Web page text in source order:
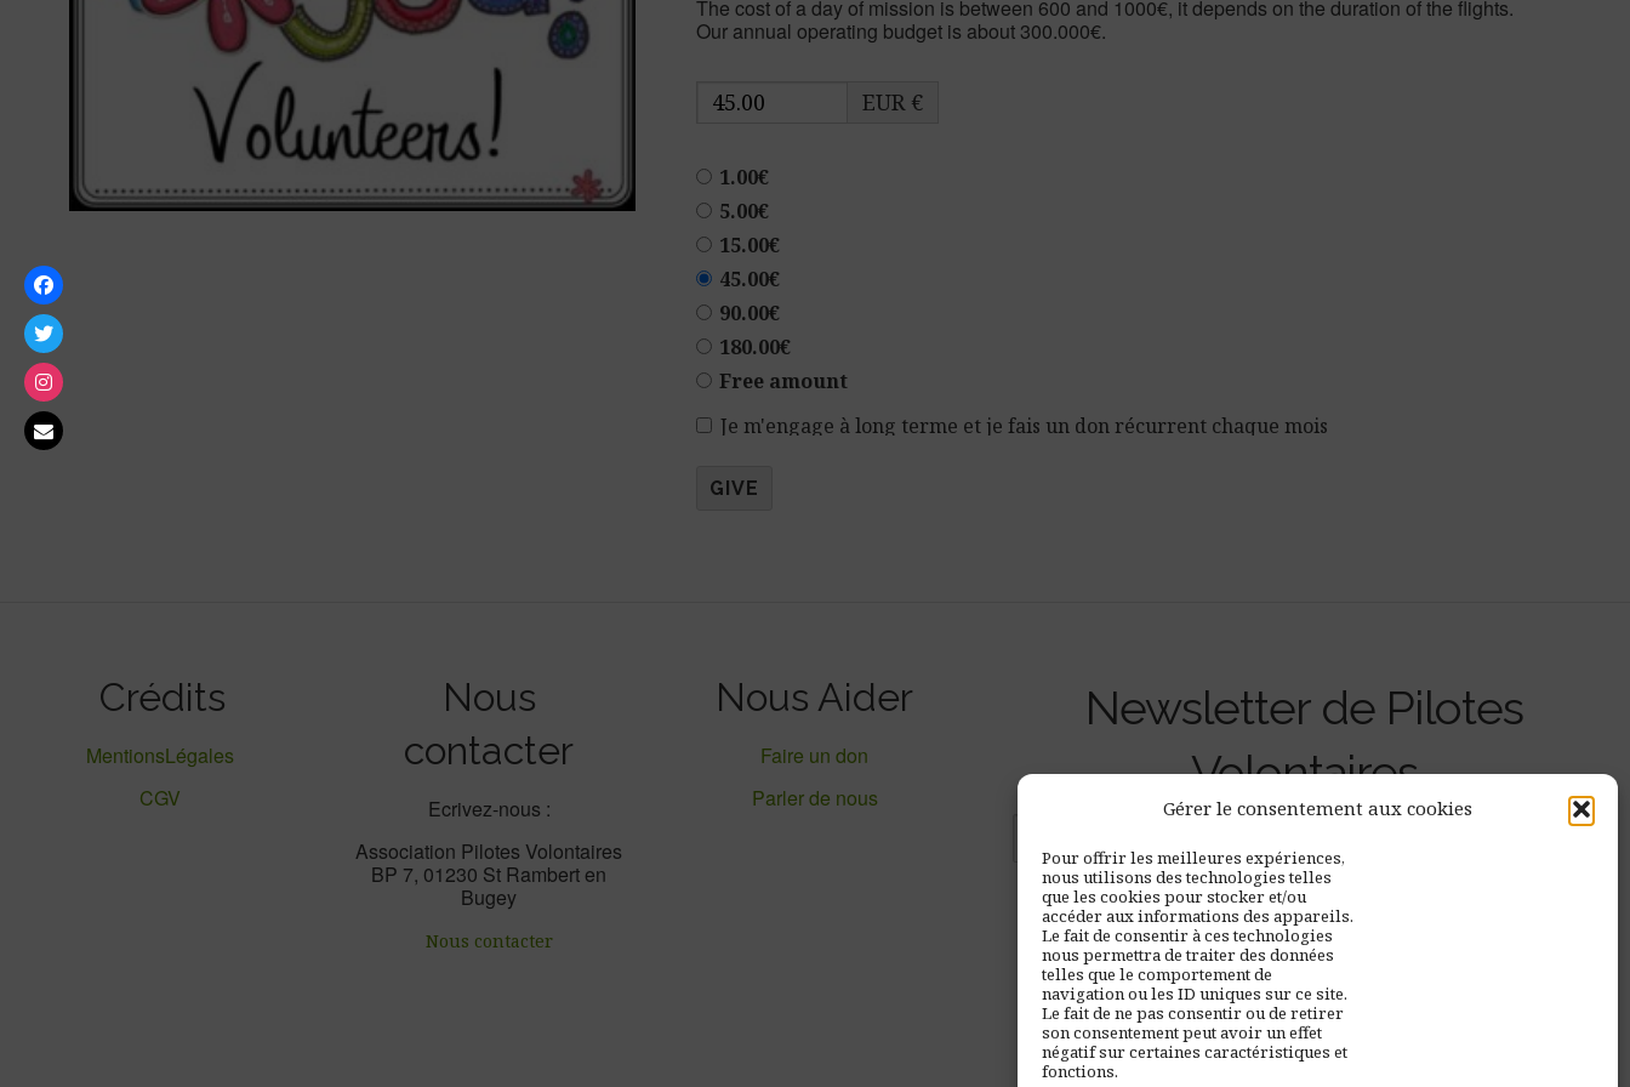
Gérer le consentement aux cookies
Pour offrir les meilleures expériences,
nous utilisons des technologies telles
que les cookies pour stocker et/ou
accéder aux informations des appareils.
Le fait de consentir à ces technologies
nous permettra de traiter des données
telles que le comportement de
navigation ou les ID uniques sur ce site.
Le fait de ne pas consentir ou de retirer
son consentement peut avoir un effet
négatif sur certaines caractéristiques et
fonctions.
The cost of a day of mission is between 600 and 1000€, it depends on the duration of the flights.
Our annual operating budget is about 300.000€.
EUR €
1.00€
5.00€
15.00€
45.00€
90.00€
180.00€
Free amount
Je m'engage à long terme et je fais un don récurrent chaque mois
GIVE
Crédits
MentionsLégales
CGV
Nous
contacter
Ecrivez-nous :
Association Pilotes Volontaires
BP 7, 01230 St Rambert en
Bugey
Nous contacter
Nous Aider
Faire un don
Parler de nous
Newsletter de Pilotes
Volontaires